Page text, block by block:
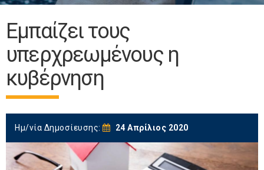
Εμπαίζει τους
υπερχρεωμένους η
κυβέρνηση
Ημ/νία Δημοσίευσης: 24 Απρίλιος 2020